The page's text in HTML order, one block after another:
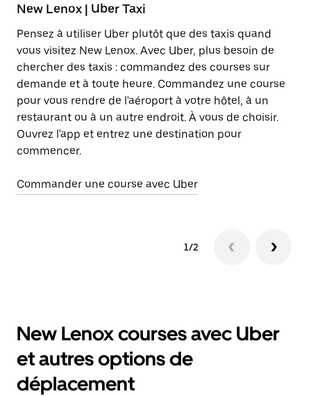
New Lenox | Uber Taxi
Pensez à utiliser Uber plutôt que des taxis quand
vous visitez New Lenox. Avec Uber, plus besoin de
chercher des taxis : commandez des courses sur
demande et à toute heure. Commandez une course
pour vous rendre de l'aéroport à votre hôtel, à un
restaurant ou à un autre endroit. À vous de choisir.
Ouvrez l'app et entrez une destination pour
commencer.
Commander une course avec Uber
1/2
New Lenox courses avec Uber
et autres options de
déplacement